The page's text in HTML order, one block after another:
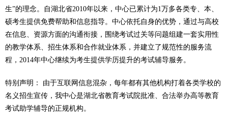
生”的理念。自湖北省2010年以来，中心已累计为1万多各类专、本、
硕考生提供免费帮助和信息指导。中心依托自身的优势，通过与高校
在信息、资源方面的沟通衔接，围绕考试过关等问题组建一套实用性
的教学体系、招生体系和合作就业体系，并建立了规范性的服务流
程，2014年中心继续为考生提供学历提升的考试辅导服务。
特别声明： 由于互联网信息混杂，每年都有其他机构打着各类学校的
名义招生宣传，我中心是湖北省教育考试院批准、合法举办高等教育
考试助学辅导的正规机构。